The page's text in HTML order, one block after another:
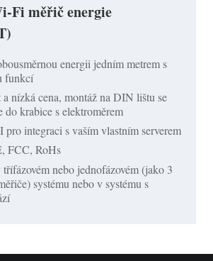
Fi měřič energie
energii jedním metrem s
funkcí
nízká cena, montáž na DIN lištu se
do krabice s elektroměrem
pro integraci s vaším vlastním serverem
FCC, RoHs
nebo jednofázovém (jako 3
systému nebo v systému s